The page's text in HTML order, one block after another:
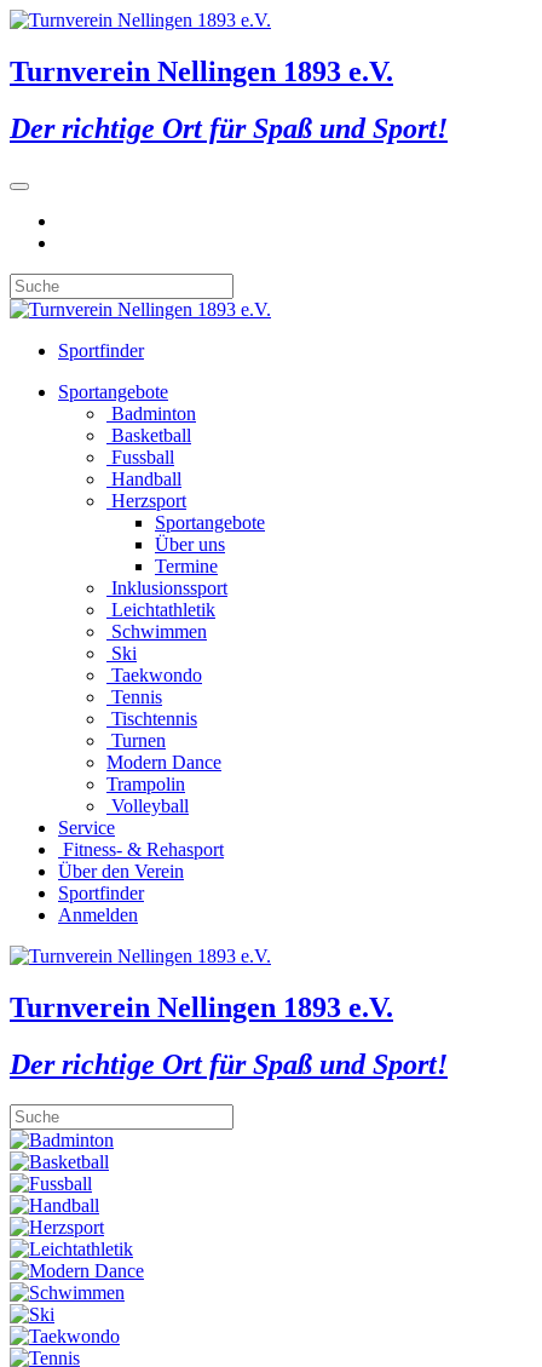
Turnverein Nellingen 1893 e.V.
Der richtige Ort für Spaß und Sport!
Sportfinder
Sportangebote
Badminton
Basketball
Fussball
Handball
Herzsport
Sportangebote
Über uns
Termine
Inklusionssport
Leichtathletik
Schwimmen
Ski
Taekwondo
Tennis
Tischtennis
Turnen
Modern Dance
Trampolin
Volleyball
Service
Fitness- & Rehasport
Über den Verein
Sportfinder
Anmelden
Turnverein Nellingen 1893 e.V.
Der richtige Ort für Spaß und Sport!